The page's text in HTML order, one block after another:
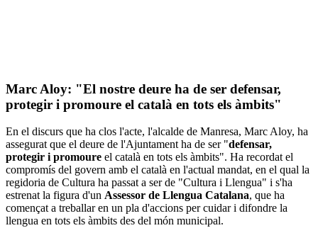
Marc Aloy: "El nostre deure ha de ser defensar,
protegir i promoure el català en tots els àmbits"
En el discurs que ha clos l'acte, l'alcalde de Manresa, Marc Aloy, ha
assegurat que el deure de l'Ajuntament ha de ser "defensar,
protegir i promoure el català en tots els àmbits". Ha recordat el
compromís del govern amb el català en l'actual mandat, en el qual la
regidoria de Cultura ha passat a ser de "Cultura i Llengua" i s'ha
estrenat la figura d'un Assessor de Llengua Catalana, que ha
començat a treballar en un pla d'accions per cuidar i difondre la
llengua en tots els àmbits des del món municipal.